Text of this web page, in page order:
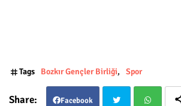
Tags Bozkır Gençler Birliği Spor
Facebook